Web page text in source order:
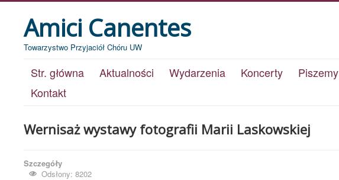
Amici Canentes
Towarzystwo Przyjaciół Chóru UW
Str. główna Aktualności Wydarzenia Koncerty Piszemy
Kontakt
Wernisaż wystawy fotografii Marii Laskowskiej
Szczegóły
Odsłony: 8202